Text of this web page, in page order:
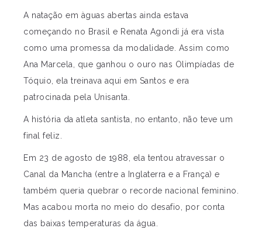
A natação em àguas abertas ainda estava
começando no Brasil e Renata Agondi já era vista
como uma promessa da modalidade. Assim como
Ana Marcela, que ganhou o ouro nas Olimpíadas de
Tóquio, ela treinava aqui em Santos e era
patrocinada pela Unisanta.
A história da atleta santista, no entanto, não teve um
final feliz.
Em 23 de agosto de 1988, ela tentou atravessar o
Canal da Mancha (entre a Inglaterra e a França) e
também queria quebrar o recorde nacional feminino.
Mas acabou morta no meio do desafio, por conta
das baixas temperaturas da água.